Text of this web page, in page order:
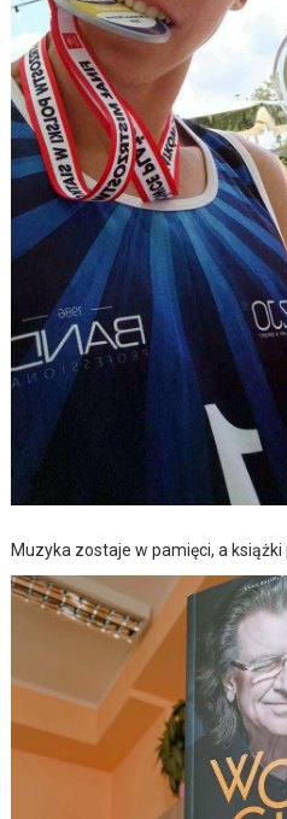
Muzyka zostaje w pamięci, a